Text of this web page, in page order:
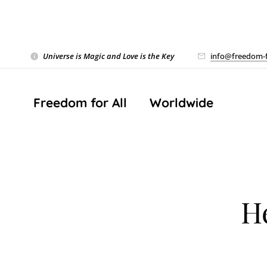
Universe is Magic and Love is the Key❤️
Freedom for All ❤️ Worldwide